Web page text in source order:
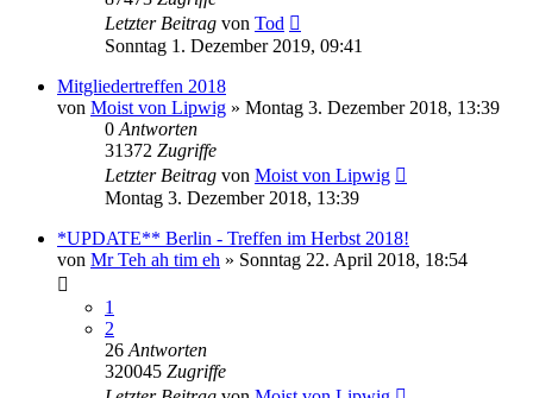
Letzter Beitrag von Tod
Sonntag 1. Dezember 2019, 09:41
Mitgliedertreffen 2018
von Moist von Lipwig » Montag 3. Dezember 2018, 13:39
0 Antworten
31372 Zugriffe
Letzter Beitrag von Moist von Lipwig
Montag 3. Dezember 2018, 13:39
*UPDATE** Berlin - Treffen im Herbst 2018!
von Mr Teh ah tim eh » Sonntag 22. April 2018, 18:54
1
2
26 Antworten
320045 Zugriffe